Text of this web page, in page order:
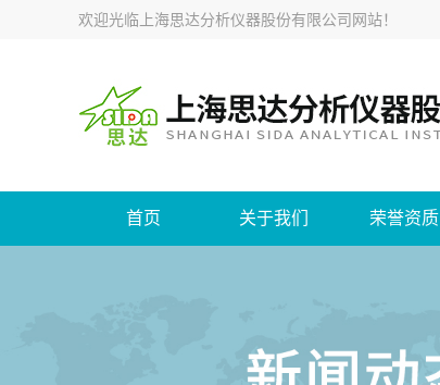
欢迎光临 上海思达分析仪器股份有限公司网站！
首页 关于我们 荣誉资质